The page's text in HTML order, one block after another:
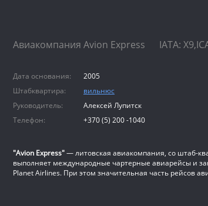
Авиакомпания Avion Express IATA:
Дата основания: 2005
Штабквартира:
вильнюс
Руководитель:
Алексей Лупитск
Телефон:
+370 (5) 200 -1040
"Avion Express"— литовская авиакомпания, со штаб-
выполняет международные чартерные авиарейсы и
Planet Airlines. При этом значительная часть рейсов